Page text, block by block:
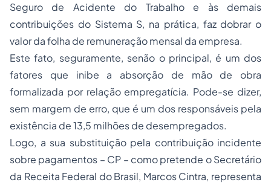
Seguro de Acidente do Trabalho e às demais
contribuições do Sistema S, na prática, faz dobrar o
valor da folha de remuneração mensal da empresa.
Este fato, seguramente, senão o principal, é um dos
fatores que inibe a absorção de mão de obra
formalizada por relação empregatícia. Pode-se dizer,
sem margem de erro, que é um dos responsáveis pela
existência de 13,5 milhões de desempregados.
Logo, a sua substituição pela contribuição incidente
sobre pagamentos – CP – como pretende o Secretário
da Receita Federal do Brasil, Marcos Cintra, representa